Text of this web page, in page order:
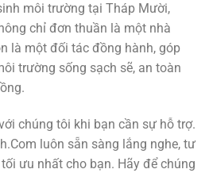
môi trường tại Tháp Mười,
chỉ đơn thuần là một nhà
là một đối tác đồng hành, góp
trường sống sạch sẽ, an toàn
chúng tôi khi bạn cần sự hỗ trợ.
luôn sẵn sàng lắng nghe, tư
ưu nhất cho bạn. Hãy để chúng